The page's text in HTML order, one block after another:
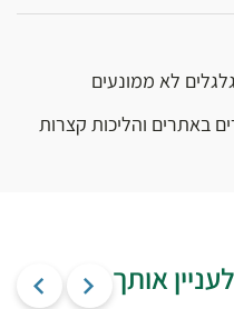
לא ממונעים
באתרים והליכות קצרות
אותך